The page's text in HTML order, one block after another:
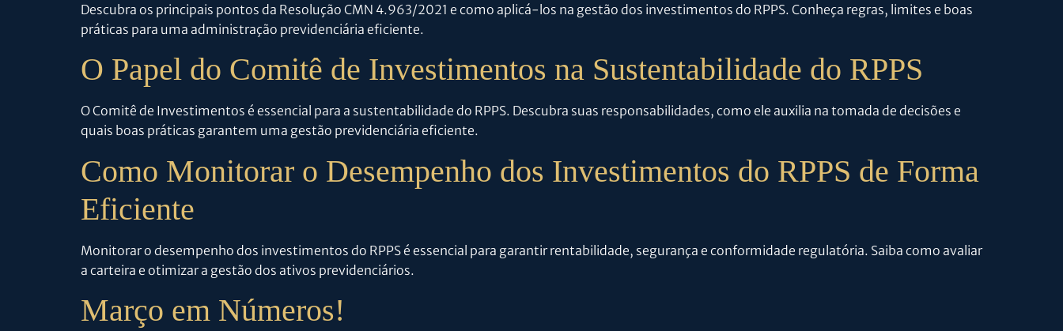
Descubra os principais pontos da Resolução CMN 4.963/2021 e como aplicá-los na gestão dos investimentos do RPPS. Conheça regras, limites e boas
práticas para uma administração previdenciária eficiente.
O Papel do Comitê de Investimentos na Sustentabilidade do RPPS
O Comitê de Investimentos é essencial para a sustentabilidade do RPPS. Descubra suas responsabilidades, como ele auxilia na tomada de decisões e
quais boas práticas garantem uma gestão previdenciária eficiente.
Como Monitorar o Desempenho dos Investimentos do RPPS de Forma
Eficiente
Monitorar o desempenho dos investimentos do RPPS é essencial para garantir rentabilidade, segurança e conformidade regulatória. Saiba como avaliar
a carteira e otimizar a gestão dos ativos previdenciários.
Março em Números!